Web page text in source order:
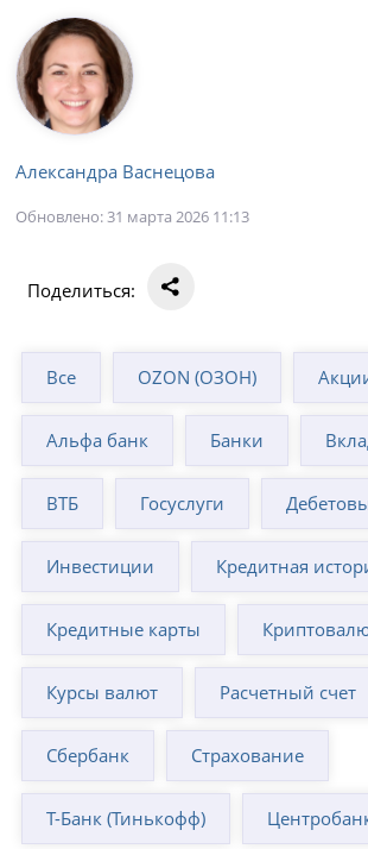
Александра Васнецова
Обновлено: 31 марта 2026 11:13
Поделиться:
Все OZON (ОЗОН)
Альфа банк Банки
ВТБ Госуслуги
Инвестиции Кредитная
Кредитные карты
Курсы валют Расчетный счет
Сбербанк Страхование
Т-Банк (Тинькофф)